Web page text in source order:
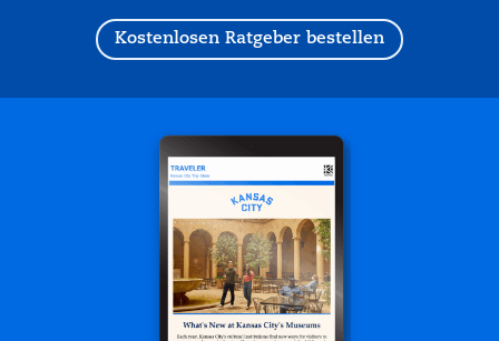
Kostenlosen Ratgeber bestellen